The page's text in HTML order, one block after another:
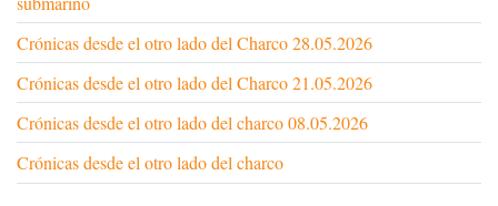
Crónicas desde el otro lado del Charco 28.05.2026
Crónicas desde el otro lado del Charco 21.05.2026
Crónicas desde el otro lado del charco 08.05.2026
Crónicas desde el otro lado del charco